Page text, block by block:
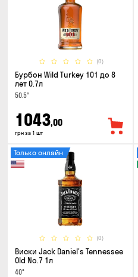
(0)
Бурбон Wild Turkey 101 до 8
лет 0.7л
50.5°
1043,00
грн за 1 шт
(0)
Только онлайн
Виски Jack Daniel's Tennessee
Old No.7 1л
40°